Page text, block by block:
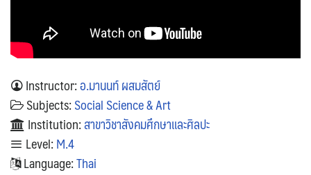
Search
for:
Instructor:อ.มานนท์ ผสมสัตย์
Subjects:Social Science & Art
Institution:สาขาวิชาสังคมศึกษาและศิลปะ
Level:M.4
Language:Thai